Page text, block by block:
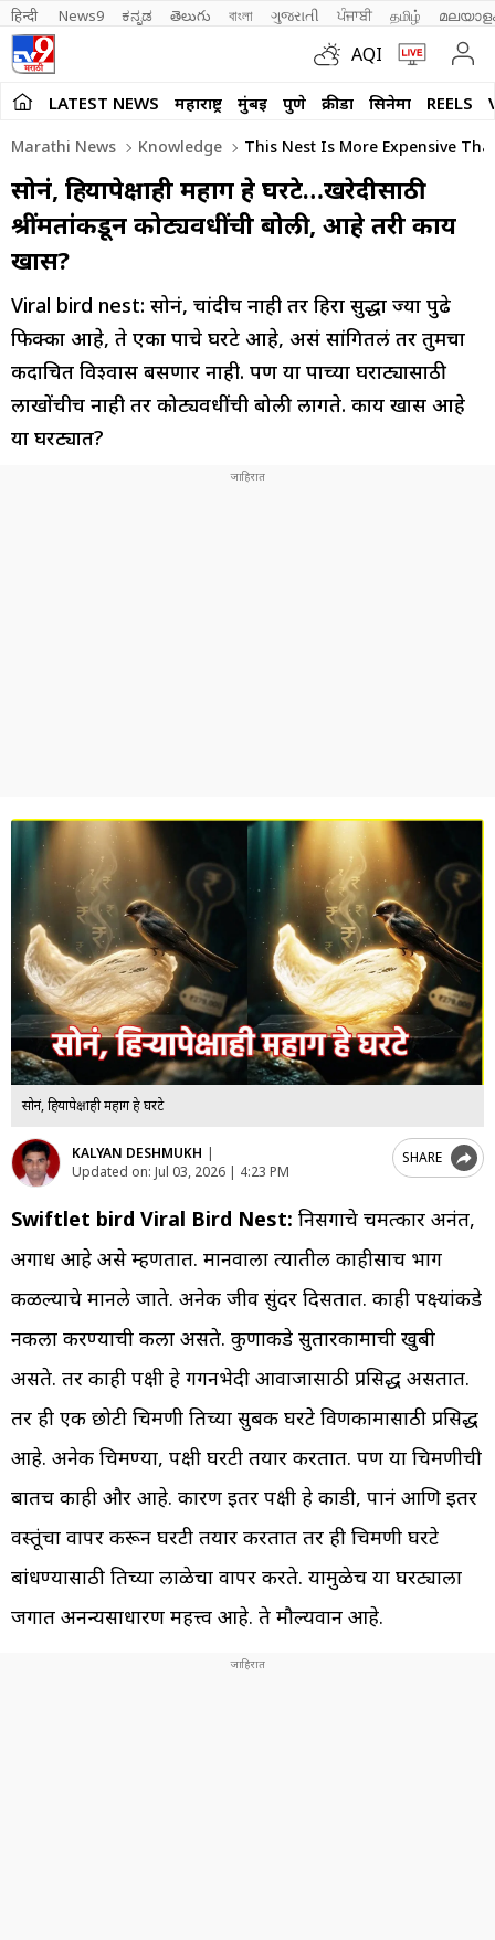
हिन्दी News9 ಕನ್ನಡ తెలుగు বাংলা ગુજરાતી ਪੰਜਾਬੀ தமிழ்
AQI
LATEST NEWS महाराष्ट्र मुंबई पुणे क्रीडा सिनेमा REELS
Marathi News Knowledge This Nest Is More Expensive
सोनं, हिऱ्यापेक्षाही महाग हे घरटे…खरेदीसाठी
श्रींमतांकडून कोट्यवधींची बोली, आहे तरी काय
खास?
Viral bird nest: सोनं, चांदीच नाही तर हिरा सुद्धा ज्या पुढे
फिक्का आहे, ते एका पक्षाचे घरटे आहे, असं सांगितलं तर तुमचा
कदाचित विश्वास बसणार नाही. पण या पक्षाच्या घराट्यासाठी
लाखोंचीच नाही तर कोट्यवधींची बोली लागते. काय खास आहे
या घरट्यात?
सोनं, हिऱ्यापेक्षाही महाग हे घरटे
KALYAN DESHMUKH |
Updated on: Jul 03, 2026 | 4:23 PM
SHARE
Swiftlet bird Viral Bird Nest: निसर्गाचे चमत्कार अनंत,
अगाध आहे असे म्हणतात. मानवाला त्यातील काहीसाच भाग
कळल्याचे मानले जाते. अनेक जीव सुंदर दिसतात. काही पक्ष्यांकडे
नकला करण्याची कला असते. कुणाकडे सुतारकामाची खुबी
असते. तर काही पक्षी हे गगनभेदी आवाजासाठी प्रसिद्ध असतात.
तर ही एक छोटी चिमणी तिच्या सुबक घरटे विणकामासाठी प्रसिद्ध
आहे. अनेक चिमण्या, पक्षी घरटी तयार करतात. पण या चिमणीची
बातच काही और आहे. कारण इतर पक्षी हे काडी, पानं आणि इतर
वस्तूंचा वापर करून घरटी तयार करतात तर ही चिमणी घरटे
बांधण्यासाठी तिच्या लाळेचा वापर करते. यामुळेच या घरट्याला
जगात अनन्यसाधारण महत्त्व आहे. ते मौल्यवान आहे.